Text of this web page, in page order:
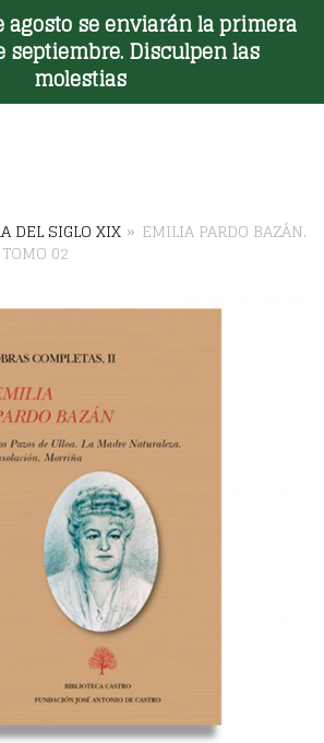
agosto se enviarán la primera
septiembre. Disculpen las
molestias
Toggle Menu
DEL SIGLO XIX » EMILIA PARDO BAZÁN.
02